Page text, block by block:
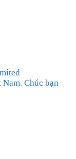
Chúc bạn